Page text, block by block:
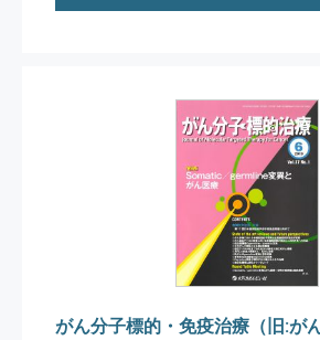
がん分子標的・免疫治療（旧:が